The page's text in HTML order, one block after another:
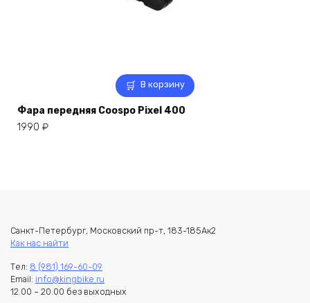
В корзину
Фара передняя Coospo Pixel 400
1990 ₽
Санкт-Петербург, Московский пр-т, 183-185Ак2
Как нас найти
Тел: 8 (981) 169-60-09
Email: info@kingbike.ru
12.00 – 20.00 без выходных